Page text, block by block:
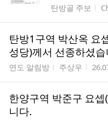
게시판명
탄방골 주보
탄방1구역 박산옥 요
성당)께서 선종하셨
게시판명
연도 알림방 작성자
주상우 작
한양구역 박준구 요
니다.